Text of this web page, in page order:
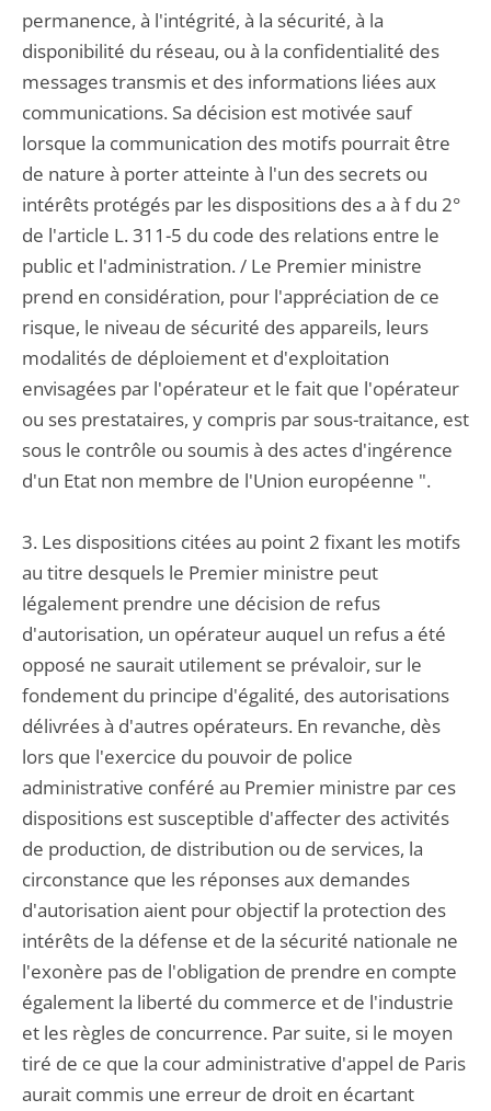
permanence, à l'intégrité, à la sécurité, à la
disponibilité du réseau, ou à la confidentialité des
messages transmis et des informations liées aux
communications. Sa décision est motivée sauf
lorsque la communication des motifs pourrait être
de nature à porter atteinte à l'un des secrets ou
intérêts protégés par les dispositions des a à f du 2°
de l'article L. 311-5 du code des relations entre le
public et l'administration. / Le Premier ministre
prend en considération, pour l'appréciation de ce
risque, le niveau de sécurité des appareils, leurs
modalités de déploiement et d'exploitation
envisagées par l'opérateur et le fait que l'opérateur
ou ses prestataires, y compris par sous-traitance, est
sous le contrôle ou soumis à des actes d'ingérence
d'un Etat non membre de l'Union européenne ".
3. Les dispositions citées au point 2 fixant les motifs
au titre desquels le Premier ministre peut
légalement prendre une décision de refus
d'autorisation, un opérateur auquel un refus a été
opposé ne saurait utilement se prévaloir, sur le
fondement du principe d'égalité, des autorisations
délivrées à d'autres opérateurs. En revanche, dès
lors que l'exercice du pouvoir de police
administrative conféré au Premier ministre par ces
dispositions est susceptible d'affecter des activités
de production, de distribution ou de services, la
circonstance que les réponses aux demandes
d'autorisation aient pour objectif la protection des
intérêts de la défense et de la sécurité nationale ne
l'exonère pas de l'obligation de prendre en compte
également la liberté du commerce et de l'industrie
et les règles de concurrence. Par suite, si le moyen
tiré de ce que la cour administrative d'appel de Paris
aurait commis une erreur de droit en écartant